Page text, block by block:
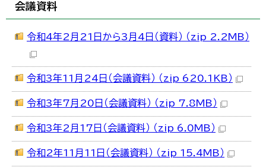
会議資料
令和4年2月21日から3月4日（資料） （zip 2.2MB）
令和3年11月24日（会議資料） （zip 620.1KB）
令和3年7月20日（会議資料） （zip 7.8MB）
令和3年2月17日（会議資料） （zip 6.0MB）
令和2年11月11日（会議資料） （zip 15.4MB）